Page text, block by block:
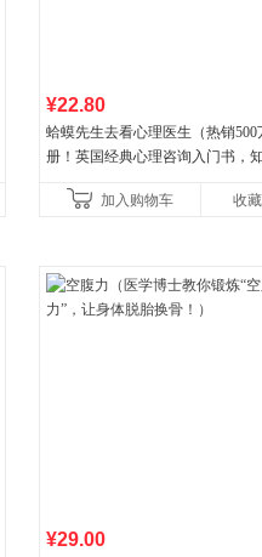
¥22.80
蛤蟆先生去看心理医生（热销500
册！英国经典心理咨询入门书，
加入购物车
收藏
¥29.00